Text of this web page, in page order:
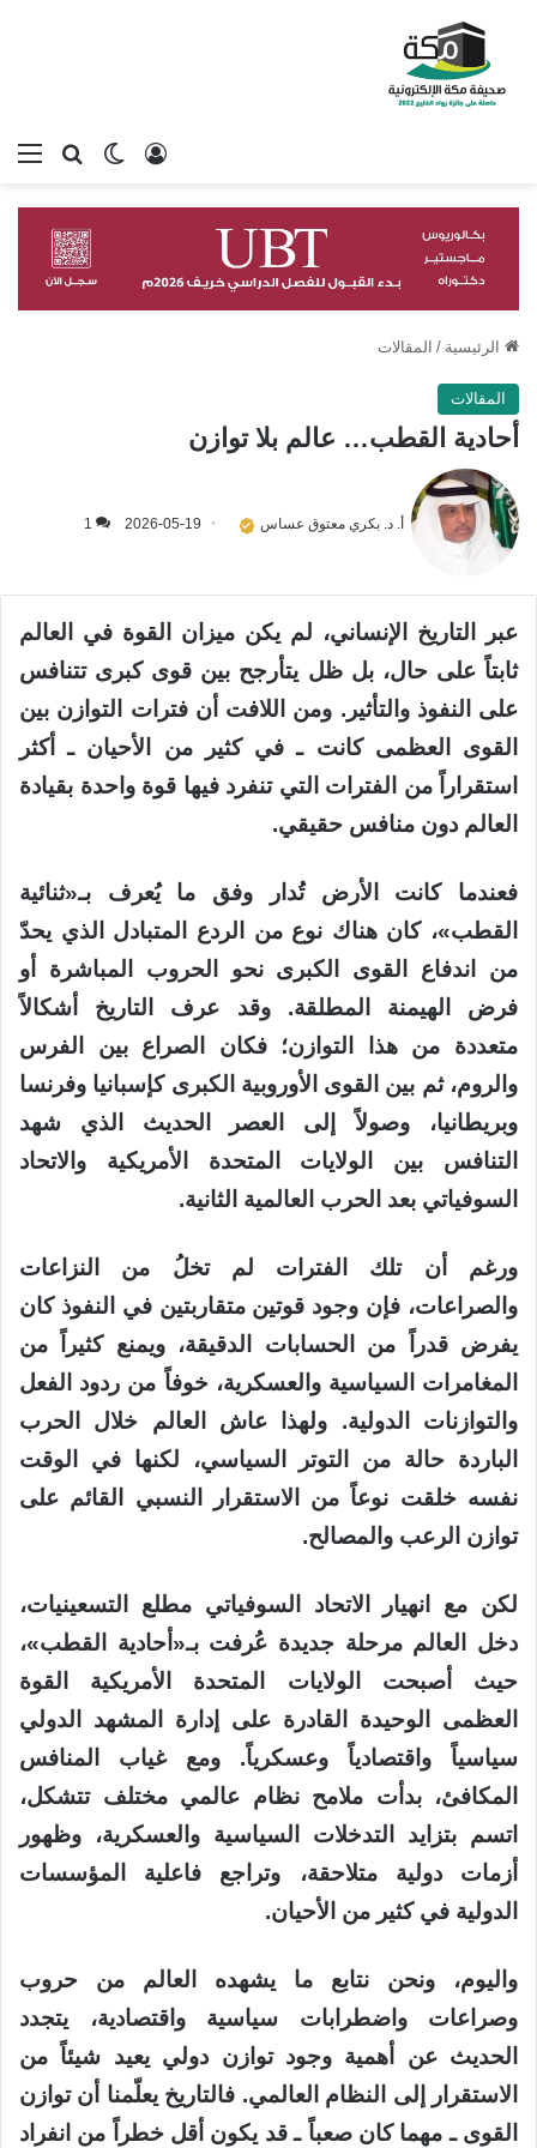
بحثالوضع
تسجيل الدخول
الرئيسية / المقالات
المقالات
أحادية القطب… عالم بلا توازن
أ. د. بكري معتوق عساس 2026-05-19
1
عبر التاريخ الإنساني، لم يكن ميزان القوة في العالم
ثابتاً على حال، بل ظل يتأرجح بين قوى كبرى تتنافس
على النفوذ والتأثير. ومن اللافت أن فترات التوازن بين
القوى العظمى كانت ـ في كثير من الأحيان ـ أكثر
استقراراً من الفترات التي تنفرد فيها قوة واحدة بقيادة
العالم دون منافس حقيقي.
فعندما كانت الأرض تُدار وفق ما يُعرف بـ«ثنائية
القطب»، كان هناك نوع من الردع المتبادل الذي يحدّ
من اندفاع القوى الكبرى نحو الحروب المباشرة أو
فرض الهيمنة المطلقة. وقد عرف التاريخ أشكالاً
متعددة من هذا التوازن؛ فكان الصراع بين الفرس
والروم، ثم بين القوى الأوروبية الكبرى كإسبانيا وفرنسا
وبريطانيا، وصولاً إلى العصر الحديث الذي شهد
التنافس بين الولايات المتحدة الأمريكية والاتحاد
السوفياتي بعد الحرب العالمية الثانية.
ورغم أن تلك الفترات لم تخلُ من النزاعات
والصراعات، فإن وجود قوتين متقاربتين في النفوذ كان
يفرض قدراً من الحسابات الدقيقة، ويمنع كثيراً من
المغامرات السياسية والعسكرية، خوفاً من ردود الفعل
والتوازنات الدولية. ولهذا عاش العالم خلال الحرب
الباردة حالة من التوتر السياسي، لكنها في الوقت
نفسه خلقت نوعاً من الاستقرار النسبي القائم على
توازن الرعب والمصالح.
لكن مع انهيار الاتحاد السوفياتي مطلع التسعينيات،
دخل العالم مرحلة جديدة عُرفت بـ«أحادية القطب»،
حيث أصبحت الولايات المتحدة الأمريكية القوة
العظمى الوحيدة القادرة على إدارة المشهد الدولي
سياسياً واقتصادياً وعسكرياً. ومع غياب المنافس
المكافئ، بدأت ملامح نظام عالمي مختلف تتشكل،
اتسم بتزايد التدخلات السياسية والعسكرية، وظهور
أزمات دولية متلاحقة، وتراجع فاعلية المؤسسات
الدولية في كثير من الأحيان.
واليوم، ونحن نتابع ما يشهده العالم من حروب
وصراعات واضطرابات سياسية واقتصادية، يتجدد
الحديث عن أهمية وجود توازن دولي يعيد شيئاً من
الاستقرار إلى النظام العالمي. فالتاريخ يعلّمنا أن توازن
القوى ـ مهما كان صعباً ـ قد يكون أقل خطراً من انفراد